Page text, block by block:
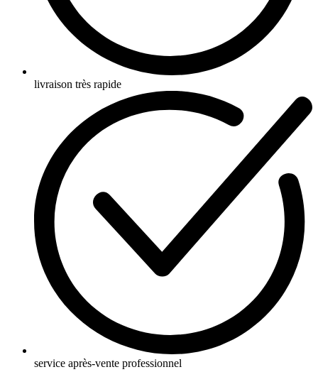
livraison très rapide
service après-vente professionnel